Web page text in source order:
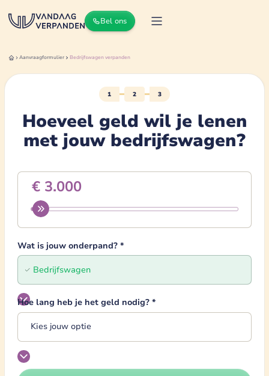
Bel ons
Aanvraagformulier Bedrijfswagenverpanden
1 2 3
Hoeveel geld wil je lenen
met jouw bedrijfswagen?
Wat is jouw onderpand? *
Hoe lang heb je het geld nodig? *